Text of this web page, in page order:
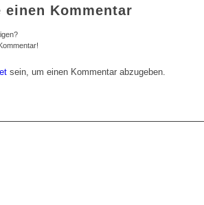
einen Kommentar
sein, um einen Kommentar abzugeben.